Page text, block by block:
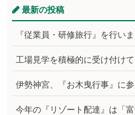
最新の投稿
『従業員・研修旅行』を行
工場見学を積極的に受け付けて
伊勢神宮、『お木曳行事』に
今年の『リゾート配達』は「